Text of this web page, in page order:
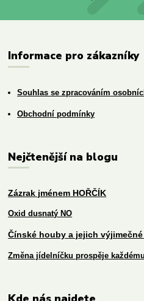
Informace pro zákazníky
Souhlas se zpracováním
Obchodní podmínky
Nejčtenější na blogu
Zázrak jménem HOŘČÍK
Oxid dusnatý NO
Čínské houby a jejich
Změna jídelníčku prospěje každému